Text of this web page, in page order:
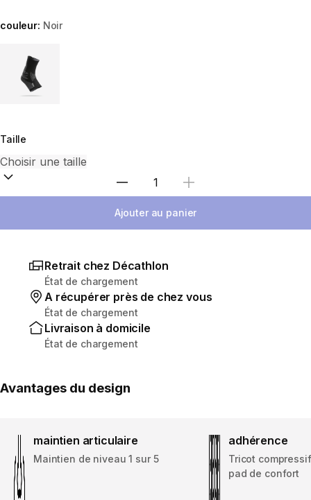
couleur: Noir
Taille
Choisir une quantité
Ajouter au panier
Retrait chez Décathlon
État de chargement
A récupérer près de chez vous
État de chargement
Livraison à domicile
État de chargement
Avantages du design
maintien articulaire
Maintien de niveau 1 sur 5
adhérence
Tricot
pad de confort